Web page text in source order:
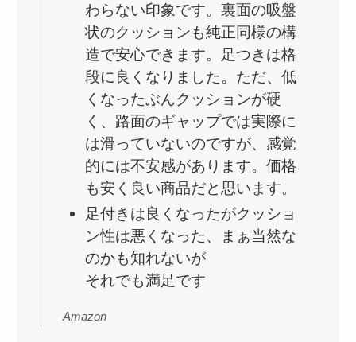
わらない印象です。裏面の吸盤
状のクッションも純正同様の構
造で安心できます。足つきは格
段に良くなりました。ただ、低
くなったぶんクッションが硬
く、路面のギャップでは実際に
は滑っていないのですが、感覚
的には不安感があります。価格
も安く良い商品だと思います。
足付きは良くなったがクッショ
ン性は悪くなった、まぁ当然な
のかも知れないが
それでも満足です
Amazon